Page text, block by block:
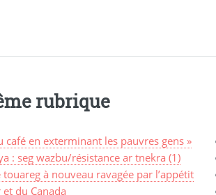
rubrique
café en exterminant les pauvres gens »
: seg wazbu/résistance ar tnekra (1)
touareg à nouveau ravagée par l’appétit
du Canada